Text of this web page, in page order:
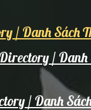
/ Danh Sách
/ Danh
/ Danh